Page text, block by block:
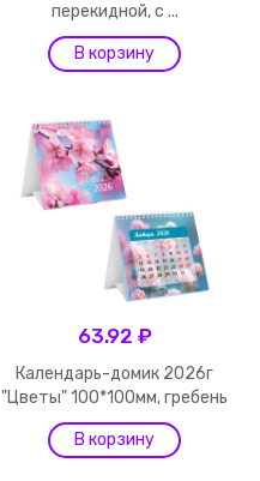
перекидной, с ...
63.92 ₽
Календарь-домик 2026г
"Цветы" 100*100мм, гребень